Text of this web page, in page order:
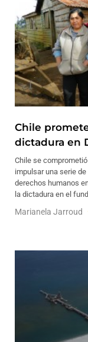
Chile
dictadura en
Chile se
impulsar una serie
derechos humanos
la dictadura en el
Marianela Jarroud